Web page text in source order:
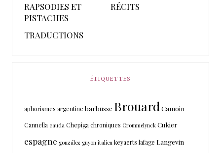
RAPSODIES ET
PISTACHES
RÉCITS
TRADUCTIONS
ÉTIQUETTES
aphorismes argentine barbusse Brouard Camoin
Cannella cauda Chepigachroniques Crommelynck Cukier
espagne gonzález guyon italien keyaerts lafage Langevin